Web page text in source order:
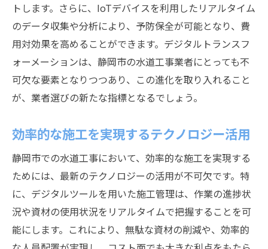
トします。さらに、IoTデバイスを利用したリアルタイム
のデータ収集や分析により、予防保全が可能となり、費
用対効果を高めることができます。デジタルトランスフ
ォーメーションは、静岡市の水道工事業者にとっても不
可欠な要素となりつつあり、この進化を取り入れること
が、業者選びの新たな指標となるでしょう。
効率的な施工を実現するテクノロジー活用
静岡市での水道工事において、効率的な施工を実現する
ためには、最新のテクノロジーの活用が不可欠です。特
に、デジタルツールを用いた施工管理は、作業の進捗状
況や資材の使用状況をリアルタイムで把握することを可
能にします。これにより、無駄な資材の削減や、効率的